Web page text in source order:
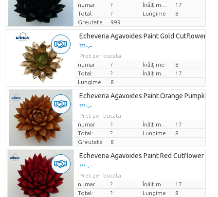
numar
?
17
Total:
? Lungime
8
Greutate
999
Echeveria Agavoides Paint Gold Cutflower
??? -,--
Pret per bucata
numar
? Înălţime
8
Total:
?
17
Lungime
8
Echeveria Agavoides Paint Orange Pumpkin
??? -,--
Pret per bucata
numar
?
17
Total:
? Lungime
8
Greutate
8
Echeveria Agavoides Paint Red Cutflower
??? -,--
Pret per bucata
numar
?
17
Total:
? Lungime
8